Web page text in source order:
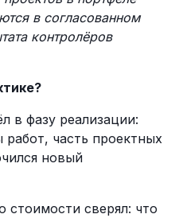
в согласованном
контролёров
в фазу реализации:
часть проектных
новый
стоимости сверял: что